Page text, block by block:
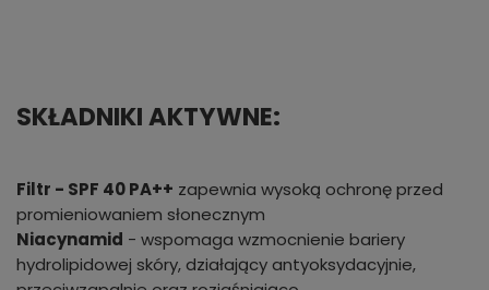
SKŁADNIKI AKTYWNE:
Filtr - SPF 40 PA++ zapewnia wysoką ochronę przed
promieniowaniem słonecznym
Niacynamid - wspomaga wzmocnienie bariery
hydrolipidowej skóry, działający antyoksydacyjnie,